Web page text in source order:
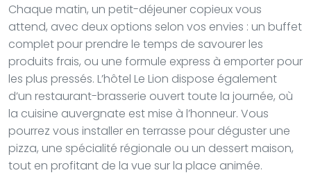
Chaque matin, un petit-déjeuner copieux vous
attend, avec deux options selon vos envies : un buffet
complet pour prendre le temps de savourer les
produits frais, ou une formule express à emporter pour
les plus pressés. L’hôtel Le Lion dispose également
d’un restaurant-brasserie ouvert toute la journée, où
la cuisine auvergnate est mise à l’honneur. Vous
pourrez vous installer en terrasse pour déguster une
pizza, une spécialité régionale ou un dessert maison,
tout en profitant de la vue sur la place animée.